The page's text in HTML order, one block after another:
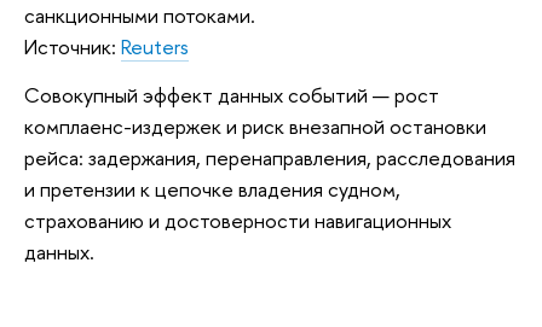
санкционными потоками.
Источник: Reuters
Совокупный эффект данных событий — рост
комплаенс-издержек и риск внезапной остановки
рейса: задержания, перенаправления, расследования
и претензии к цепочке владения судном,
страхованию и достоверности навигационных
данных.